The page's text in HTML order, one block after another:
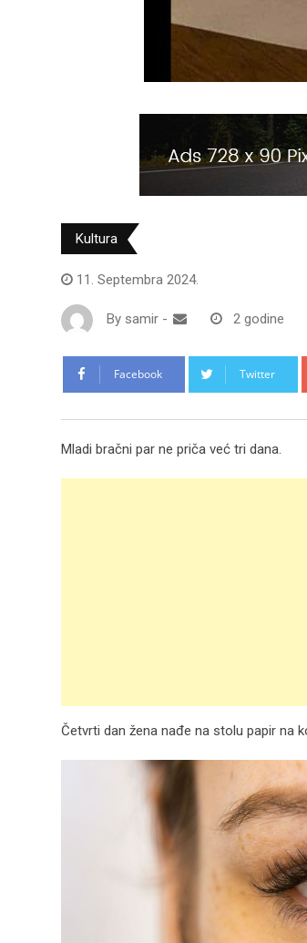
Kultura
11. Septembra 2024.
By samir - 2 godine
Facebook Twitter
Mladi bračni par ne priča već tri dana.
Četvrti dan žena nađe na stolu papir na